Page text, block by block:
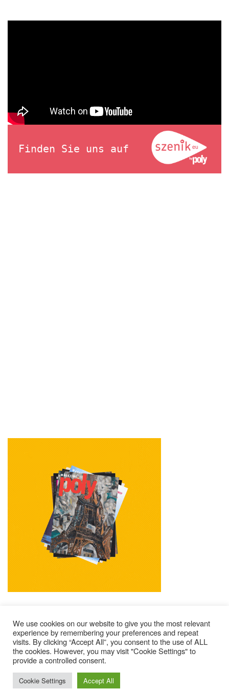
Finden Sie uns auf
Impressum Kontakt
Alle Ausgaben Lesen
POLY Abonnieren
© 2025 – Magazine Poly – BKN
We use cookies on our website to give you the most relevant
experience by remembering your preferences and repeat
visits. By clicking “Accept All”, you consent to the use of ALL
the cookies. However, you may visit "Cookie Settings" to
provide a controlled consent.
Cookie Settings Accept All